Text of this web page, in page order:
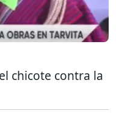
chicote contra la